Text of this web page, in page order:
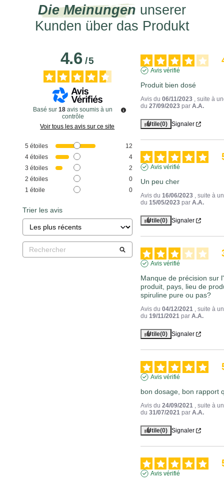
Die Meinungen unserer
Kunden über das Produkt
4.6/5
Basé sur18 avis soumis à un
contrôle
Voir tous les avis sur ce site
5 étoiles
12
4 étoiles
4
3 étoiles
2
2 étoiles
0
1 étoile 0
Trier les avis
Avis vérifié
Produit bien dosé
Avis du06/11/2023 , suite à
du27/09/2023 parA.A.
Utile(0) Signaler
Avis vérifié
Un peu cher
Avis du16/06/2023 , suite à
du15/05/2023 parA.A.
Utile(0) Signaler
Avis vérifié
Manque de précision sur
produit, pays, lieu de
spiruline pure ou pas?
Avis du04/12/2021 , suite à
du19/11/2021 parA.A.
Utile(0) Signaler
Avis vérifié
bon dosage, bon rapport
Avis du24/09/2021 , suite à
du31/07/2021 parA.A.
Utile(0) Signaler
Avis vérifié